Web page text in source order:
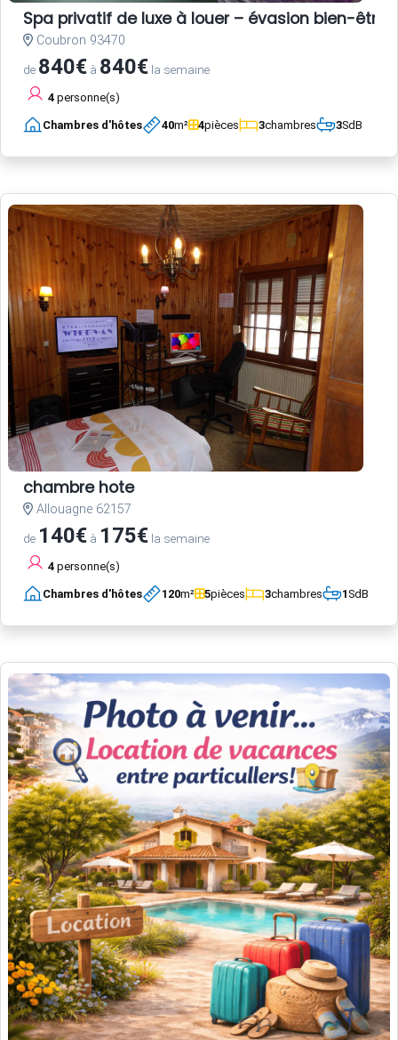
Spa privatif de luxe à louer – évasion bien-être
Coubron 93470
de 840€ à 840€ la semaine
4 personne(s)
Chambres d'hôtes 40m² 4pièces 3chambres 3SdB
chambre hote
Allouagne 62157
de 140€ à 175€ la semaine
4 personne(s)
Chambres d'hôtes 120m² 5pièces 3chambres 1SdB